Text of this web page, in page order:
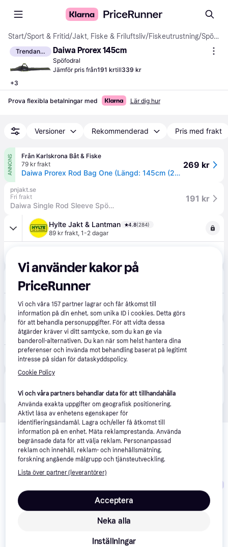
Start/Sport & Fritid/Jakt, Fiske & Friluftsliv/Fiskeutrustning/ Spöfodral
Trendande
+3
Daiwa Prorex 145cm
Spöfodral
Jämför pris från191 krtill339 kr
Prova flexibla betalningar med Lär dig hur
Versioner Rekommenderad Pris med frakt
ANNONS
Från Karlskrona Båt & Fiske
79 kr frakt
Daiwa Prorex Rod Bag One (Längd: 145cm (2pc 9ft))
269 kr
pnjakt.se
Fri frakt
Daiwa Single Rod Sleeve Spöfodral - SVART (2,74 M (9'))
191 kr
Hylte Jakt & Lantman 4.8(284)
89 kr frakt, 1-2 dagar
79 kr frakt
Astro Sweden
89 kr frakt
Daiwa Single Rod Sleeve Spöfodral
samarbeta med PriceRunner.
Relaterade produkter
Vi har plockat fram ett urval av produkter som kanske skulle
intressera dig. Visa alla
Vi använder kakor på
PriceRunner
Vi och våra157 partner lagrar och får åtkomst till
information på din enhet, som unika ID i cookies. Detta görs
för att behandla personuppgifter. För att vidta dessa
åtgärder kräver vi ditt samtycke, som du kan ge via
banderoll-alternativen. Du kan när som helst hantera dina
preferenser och invända mot behandling baserat på legitimt
intresse på sidan för dataskyddspolicy.
Cookie Policy
Vi och våra partners behandlar data för att tillhandahålla
Använda exakta uppgifter om geografisk positionering.
Aktivt läsa av enhetens egenskaper för
identifieringsändamål. Lagra och/eller få åtkomst till
information på en enhet. Mäta reklamprestanda. Använda
begränsade data för att välja reklam. Personanpassad
reklam och innehåll, reklam- och innehållsmätning,
forskning angående målgrupp och tjänsteutveckling.
Lista över partner (leverantörer)
Neka alla
Acceptera
Inställningar